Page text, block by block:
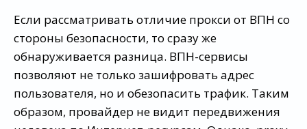
Если рассматривать отличие прокси от ВПН со
стороны безопасности, то сразу же
обнаруживается разница. ВПН-сервисы
позволяют не только зашифровать адрес
пользователя, но и обезопасить трафик. Таким
образом, провайдер не видит передвижения